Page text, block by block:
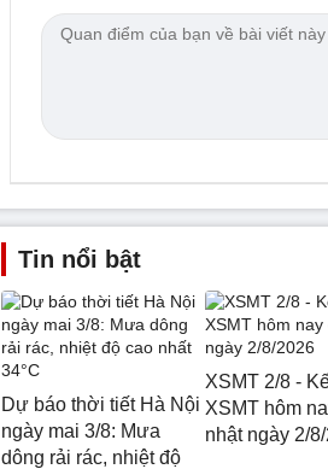
Tin nổi bật
Dự báo thời tiết Hà Nội
ngày mai 3/8: Mưa
dông rải rác, nhiệt độ
XSMT 2/8 -
XSMT hôm
nhật ngày 2/